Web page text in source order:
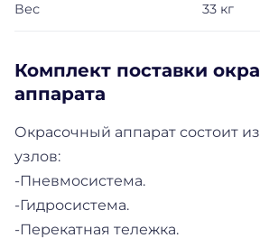
Вес 33 кг
Комплект поставки
аппарата
Окрасочный аппарат состоит
узлов:
-Пневмосистема.
-Гидросистема.
-Перекатная тележка.